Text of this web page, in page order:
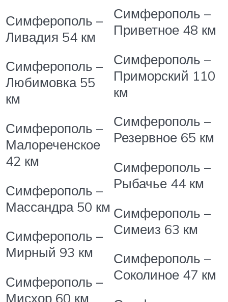
Симферополь –
Ливадия 54 км
Симферополь –
Любимовка 55
км
Симферополь –
Малореченское
42 км
Симферополь –
Массандра 50 км
Симферополь –
Мирный 93 км
Симферополь –
Мисхор 60 км
Симферополь –
Приветное 48 км
Симферополь –
Приморский 110
км
Симферополь –
Резервное 65 км
Симферополь –
Рыбачье 44 км
Симферополь –
Симеиз 63 км
Симферополь –
Соколиное 47 км